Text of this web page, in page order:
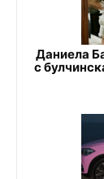
Даниела
с